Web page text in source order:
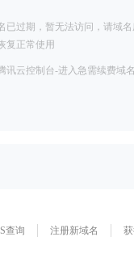
已过期，暂无法访问，请域
复正常使用
讯云控制台-进入急需续费域
查询 注册新域名